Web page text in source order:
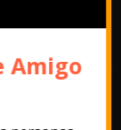
Amigo